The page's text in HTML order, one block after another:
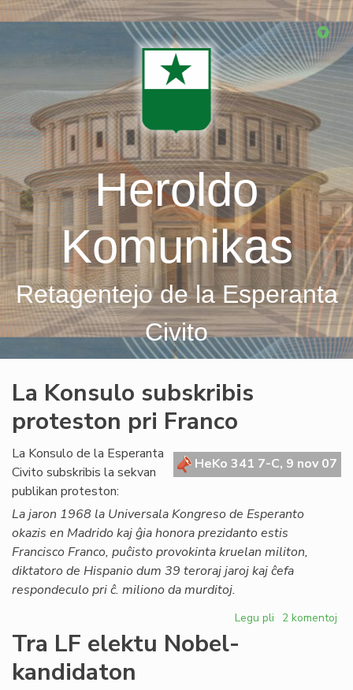
Skip
Heroldo
Komunikas
Retagentejo de la Esperanta
Civito
La Konsulo subskribis
proteston pri Franco
HeKo 341 7-C, 9 nov 07
La Konsulo de la Esperanta
Civito subskribis la sekvan
publikan proteston:
La jaron 1968 la Universala Kongreso de Esperanto
okazis en Madrido kaj ĝia honora prezidanto estis
Francisco Franco, puĉisto provokinta kruelan militon,
diktatoro de Hispanio dum 39 teroraj jaroj kaj ĉefa
respondeculo pri ĉ. miliono da murditoj.
Legu pli pri2 komentoj
Tra LF elektu Nobel-
kandidaton